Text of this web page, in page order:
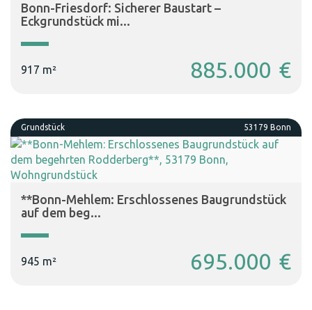
Bonn-Friesdorf: Sicherer Baustart –
Eckgrundstück mi...
917 m² 885.000 €
Grundstück 53179 Bonn
**Bonn-Mehlem: Erschlossenes Baugrundstück
auf dem beg...
945 m² 695.000 €